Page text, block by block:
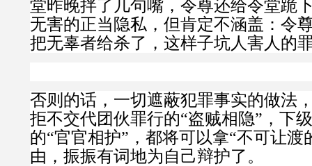
堂昨晚拌了几句嘴，令尊还给令堂跪
无害的正当隐私，但肯定不涵盖：令
把无辜者给杀了，这样子坑人害人的
否则的话，一切遮蔽犯罪事实的做法
拒不交代团伙罪行的“盗贼相隐”，下
的“官官相护”，都将可以拿“不可让渡
由，振振有词地为自己辩护了。